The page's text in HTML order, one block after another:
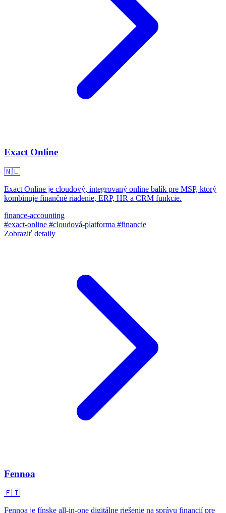
Exact Online
🇳🇱
Exact Online je cloudový, integrovaný online balík pre MSP, ktorý
kombinuje finančné riadenie, ERP, HR a CRM funkcie.
finance-accounting
#exact-online #cloudová-platforma #financie
Zobraziť detaily
Fennoa
🇫🇮
Fennoa je fínske all-in-one digitálne riešenie na správu financií pre